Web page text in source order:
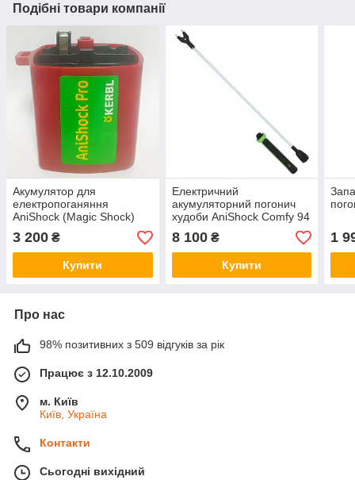
Подібні товари компанії
Акумулятор для
електропоганяння
AniShock (Magic Shock)
Pro 2500, Kerbl Німеччина
3 200 ₴
Купити
Електричний
акумуляторний погонич
худоби AniShock Comfy 94
см, Kerbl Німеччина
8 100₴
Купити
1
Про нас
98% позитивних з 509 відгуків за рік
Працює з 12.10.2009
м. Київ
Київ, Україна
Контакти
Сьогодні вихідний